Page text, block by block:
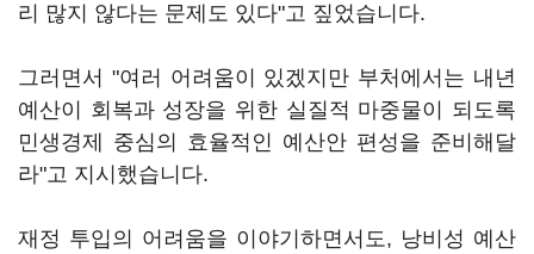
리 많지 않다는 문제도 있다"고 짚었습니다.
그러면서 "여러 어려움이 있겠지만 부처에서는 내년
예산이 회복과 성장을 위한 실질적 마중물이 되도록
민생경제 중심의 효율적인 예산안 편성을 준비해달
라"고 지시했습니다.
재정 투입의 어려움을 이야기하면서도, 낭비성 예산